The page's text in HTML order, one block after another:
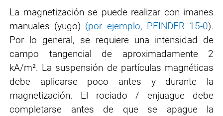
La magnetización se puede realizar con imanes
manuales (yugo) (por ejemplo, PFINDER 15-0).
Por lo general, se requiere una intensidad de
campo tangencial de aproximadamente 2
kA/m². La suspensión de partículas magnéticas
debe aplicarse poco antes y durante la
magnetización. El rociado / enjuague debe
completarse antes de que se apague la